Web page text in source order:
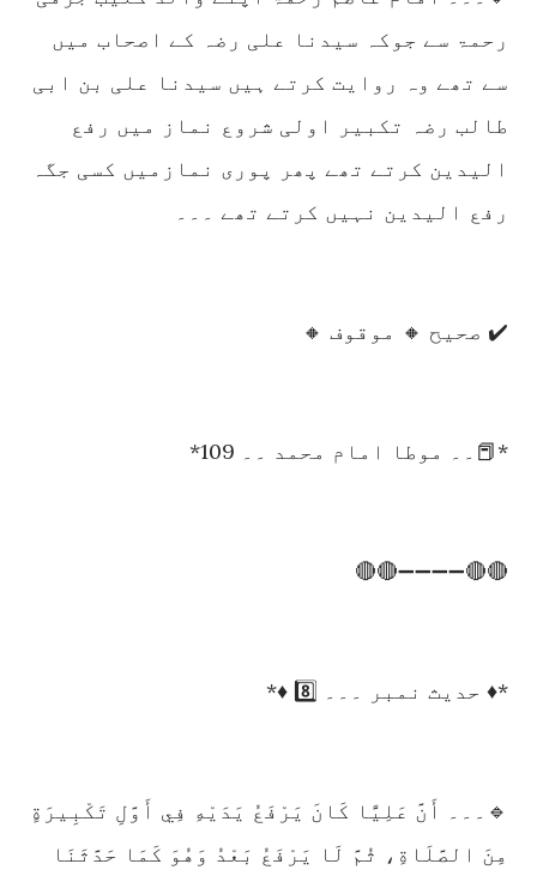
رحمۃ سے جوکہ سیدنا علی رضہ کے اصحاب میں
سے تھے وہ روایت کرتے ہیں سیدنا علی بن ابی
طالب رضہ تکبیر اولی شروع نماز میں رفع
الیدین کرتے تھے پھر پوری نمازمیں کسی جگہ
رفع الیدین نہیں کرتے تھے ۔۔۔
✔️ صحیح 🔸 موقوف 🔸
*📕۔۔ موطا امام محمد ۔۔ 109*
🔴🔴➖➖➖➖🔴🔴
*♦️ حدیث نمبر ۔۔۔ 8️⃣ ♦️*
🔹۔۔۔ أَنَّ عَلِيًّا كَانَ يَرْفَعُ يَدَيْهِ فِي أَوَّلِ تَكْبِيرَةٍ
مِنَ الصَّلَاةِ، ثُمَّ لَا يَرْفَعُ بَعْدُ وَهُوَ كَمَا حَدَّثَنَا